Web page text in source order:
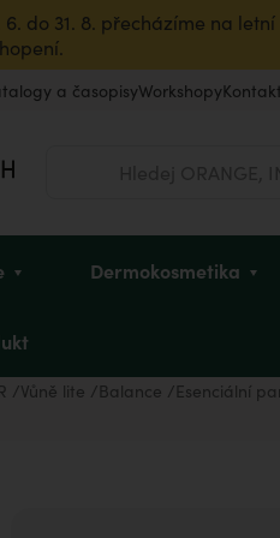
6. do 31. 8. přecházíme na
a časopisyWorkshopyKontakt
Dermokosmetika
Vůně lite Balance Esenciální